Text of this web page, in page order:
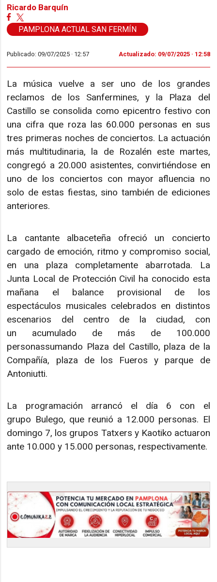
Ricardo Barquín
PAMPLONA ACTUAL SAN FERMÍN
Publicado: 09/07/2025 · 12:57 Actualizado: 09/07/2025 · 12:58
La música vuelve a ser uno de los grandes
reclamos de los Sanfermines, y la Plaza del
Castillo se consolida como epicentro festivo con
una cifra que roza las 60.000 personas en sus
tres primeras noches de conciertos. La actuación
más multitudinaria, la de Rozalén este martes,
congregó a 20.000 asistentes, convirtiéndose en
uno de los conciertos con mayor afluencia no
solo de estas fiestas, sino también de ediciones
anteriores.
La cantante albaceteña ofreció un concierto
cargado de emoción, ritmo y compromiso social,
en una plaza completamente abarrotada. La
Junta Local de Protección Civil ha conocido esta
mañana el balance provisional de los
espectáculos musicales celebrados en distintos
escenarios del centro de la ciudad, con
un acumulado de más de 100.000
personassumando Plaza del Castillo, plaza de la
Compañía, plaza de los Fueros y parque de
Antoniutti.
La programación arrancó el día 6 con el
grupo Bulego, que reunió a 12.000 personas. El
domingo 7, los grupos Tatxers y Kaotiko actuaron
ante 10.000 y 15.000 personas, respectivamente.